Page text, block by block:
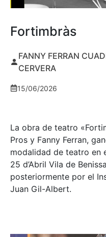
Fortimbràs
FANNY FERRAN
CERVERA
15/06/2026
La obra de teatro «
Pros y Fanny Ferran,
modalidad de teatro en
25 d’Abril Vila de Benissa
posteriormente por el
Juan Gil-Albert.